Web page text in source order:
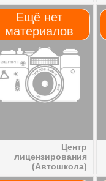
Ещё нет
материалов
Центр
лицензирования
(Автошкола)